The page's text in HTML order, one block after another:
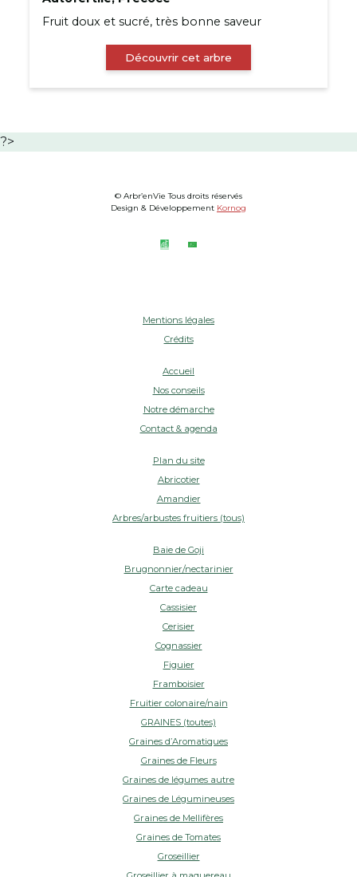
Fruit doux et sucré, très bonne saveur
Découvrir cet arbre
?>
© Arbr’enVie Tous droits réservés
Design & Développement Kornog
Mentions légales
Crédits
Accueil
Nos conseils
Notre démarche
Contact & agenda
Plan du site
Abricotier
Amandier
Arbres/arbustes fruitiers (tous)
Baie de Goji
Brugnonnier/nectarinier
Carte cadeau
Cassisier
Cerisier
Cognassier
Figuier
Framboisier
Fruitier colonaire/nain
GRAINES (toutes)
Graines d’Aromatiques
Graines de Fleurs
Graines de légumes autre
Graines de Légumineuses
Graines de Mellifères
Graines de Tomates
Groseillier